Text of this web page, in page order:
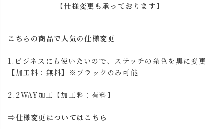
【仕様変更も承っております】
こちらの商品で人気の仕様変更
1.ビジネスにも使いたいので、ステッチの糸色を黒に変更
【加工料：無料】※ブラックのみ可能
2.2WAY加工【加工料：有料】
⇒仕様変更についてはこちら